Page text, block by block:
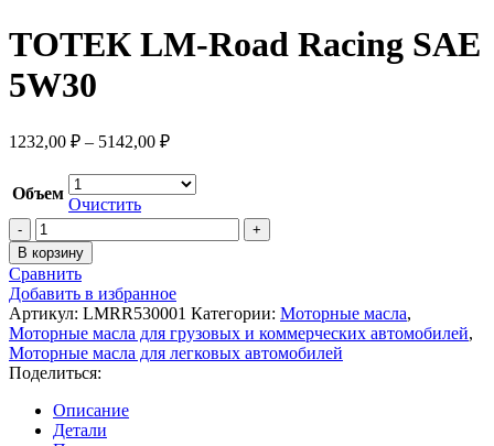
ТОТЕК LM-Road Racing SAE
5W30
1232,00 ₽ – 5142,00 ₽
Объем
Очистить
В корзину
Сравнить
Добавить в избранное
Артикул: LMRR530001 Категории: Моторные масла,
Моторные масла для грузовых и коммерческих автомобилей,
Моторные масла для легковых автомобилей
Поделиться:
Описание
Детали